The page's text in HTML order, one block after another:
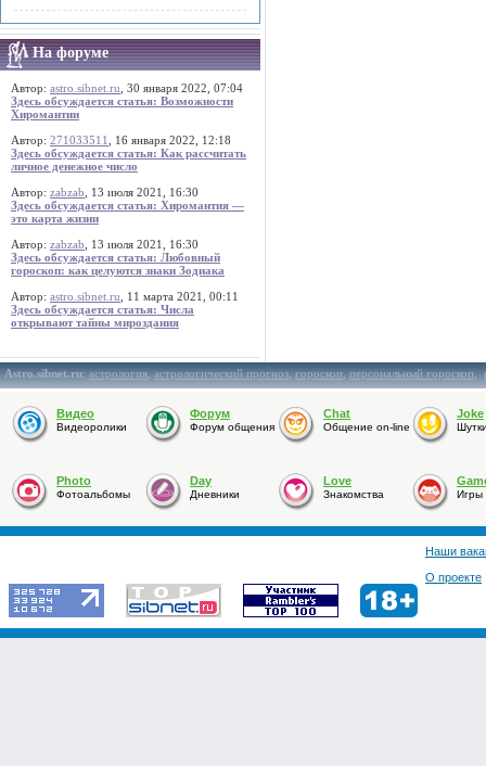
На форуме
Автор: astro.sibnet.ru , 30 января 2022, 07:04
Здесь обсуждается статья: Возможности
Хиромантии
Автор: 271033511
, 16 января 2022, 12:18
Здесь обсуждается статья: Как рассчитать
личное денежное число
Автор: zabzab , 13 июля 2021, 16:30
Здесь обсуждается статья: Хиромантия —
это карта жизни
Автор: zabzab , 13 июля 2021, 16:30
Здесь обсуждается статья: Любовный
гороскоп: как целуются знаки Зодиака
Автор: astro.sibnet.ru , 11 марта 2021, 00:11
Здесь обсуждается статья: Числа
открывают тайны мироздания
Astro.sibnet.ru:астрология,астрологический прогноз,гороскоп,персональный гороскоп,
Видео
Видеоролики
Форум
Форум общения
Chat
Общение on-line
Joke
Photo
Фотоальбомы
Day
Дневники
Love
Знакомства Игры
Наши
О проекте